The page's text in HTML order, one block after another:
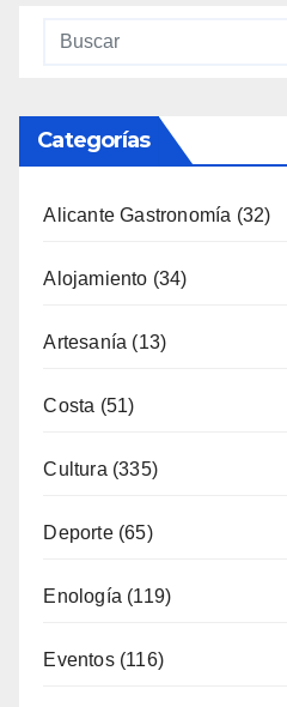
Categorías
Alicante Gastronomía (32)
Alojamiento (34)
Artesanía (13)
Costa (51)
Cultura (335)
Deporte(65)
Enología (119)
Eventos(116)